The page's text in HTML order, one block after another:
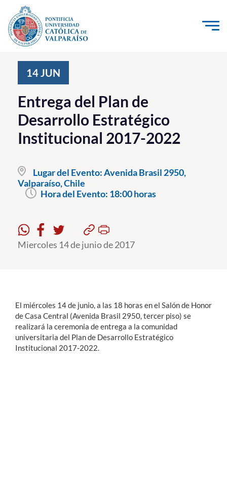
Click acá para ir directamente al contenido
Investigación, Creación e Innovación
PUCV Internacional
Vinculación con el Medio
Pregrado
Postgrado
Formación Continua
Alumni
14JUN
Entrega del Plan de
Desarrollo Estratégico
Institucional 2017-2022
Lugar del Evento:Avenida Brasil 2950,
Valparaíso, Chile
Hora del Evento: 18:00 horas
Miercoles 14 de junio de 2017
El miércoles 14 de junio, a las 18 horas en el Salón de Honor
de Casa Central (Avenida Brasil 2950, tercer piso) se
realizará la ceremonia de entrega a la comunidad
universitaria del Plan de Desarrollo Estratégico
Institucional 2017-2022.